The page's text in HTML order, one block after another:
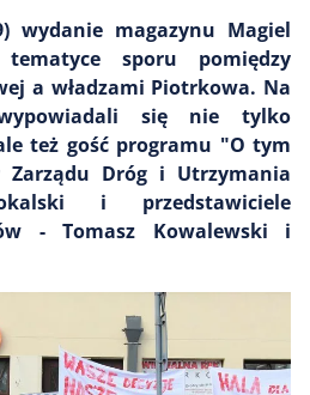
wydanie magazynu Magiel
tematyce sporu pomiędzy
a władzami Piotrkowa. Na
się nie tylko
też gość programu "O tym
Dróg i Utrzymania
i przedstawiciele
- Tomasz Kowalewski i